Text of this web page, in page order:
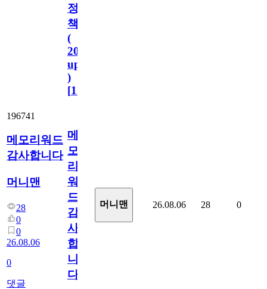
정
책
(
2023.11.1
update
)
[110
196741
메모리워드
감사합니다
머니맨
28
0
0
26.08.06
0
댓글
메
모
리
워
드
감
사
합
니
다
머니맨 26.08.06 28 0